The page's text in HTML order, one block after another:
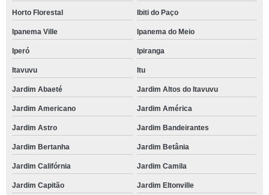
Horto Florestal Ibiti do Paço
Ipanema Ville Ipanema do Meio
Iperó Ipiranga
Itavuvu Itu
Jardim Abaeté Jardim Altos do Itavuvu
Jardim Americano Jardim América
Jardim Astro Jardim Bandeirantes
Jardim Bertanha Jardim Betânia
Jardim Califórnia Jardim Camila
Jardim Capitão Jardim Eltonville